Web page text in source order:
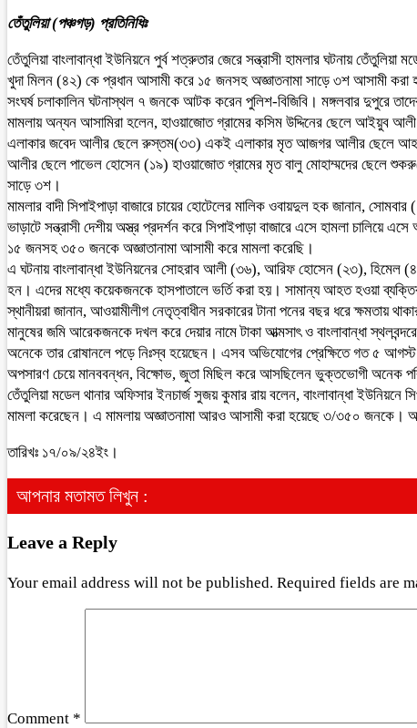
তেঁতুলিয়া (পঞ্চগড়) প্রতিনিধিঃ
তেঁতুলিয়া বাংলাবান্ধা ইউনিয়নে পুর্ব শত্রুতার জেরে সন্ত্রাসী হামলার ঘটনায়
খুদা মিলন (৪২) কে প্রধান আসামী করে ১৫ জনসহ অজ্ঞাতনামা সাড়ে ৩শ আসামী করা
সংঘর্ষ চলাকালিন ঘটনাস্থল ৭ জনকে আটক করেন পুলিশ-বিজিবি। মঙ্গলবার দুপুরে
মামলায় অন্যন আসামিরা হলেন, হাওয়াজোত গ্রামের কসিম উদ্দিনের ছেলে আইয়ুব
এলাকার জবেদ আলীর ছেলে রুস্তম(৩৩) একই এলাকার মৃত আজগর আলীর ছেলে
আলীর ছেলে পাভেল হোসেন (১৯) হাওয়াজোত গ্রামের মৃত বালু মোহাম্মদের
সাড়ে ৩শ।
মামলার বাদী সিপাইপাড়া বাজারে চায়ের হোটেলের মালিক ওবায়দুল হক জানান,
ভাড়াটে সন্ত্রাসী দেশীয় অস্ত্র প্রদর্শন করে সিপাইপাড়া বাজারে এসে হামলা
১৫ জনসহ ৩৫০ জনকে অজ্ঞাতানামা আসামী করে মামলা করেছি।
এ ঘটনায় বাংলাবান্ধা ইউনিয়নের সোহরাব আলী (৩৬), আরিফ হোসেন (২৩),
হন। এদের মধ্যে কয়েকজনকে হাসপাতালে ভর্তি করা হয়। সামান্য আহত হওয়া ব্যক্তিরা
স্থানীয়রা জানান, আওয়ামীলীগ নেতৃত্বাধীন সরকারের টানা পনের বছর ধরে ক্ষমতায়
মানুষের জমি আরেকজনকে দখল করে দেয়ার নামে টাকা আত্মসাৎ ও বাংলাবান্ধা
অনেকে তার রোষানলে পড়ে নিঃস্ব হয়েছেন। এসব অভিযোগের প্রেক্ষিতে গত ৫ আগস্ট
অপসারণ চেয়ে মানববন্ধন, বিক্ষোভ, জুতা মিছিল করে আসছিলেন ভুক্তভোগী অনেক
তেঁতুলিয়া মডেল থানার অফিসার ইনচার্জ সুজয় কুমার রায় বলেন, বাংলাবান্ধা
মামলা করেছেন। এ মামলায় অজ্ঞাতনামা আরও আসামী করা হয়েছে ৩/৩৫০ জনকে।
তারিখঃ ১৭/০৯/২৪ইং।
আপনার মতামত লিখুন :
Leave a Reply
Your email address will not be published. Required fields are
Comment *